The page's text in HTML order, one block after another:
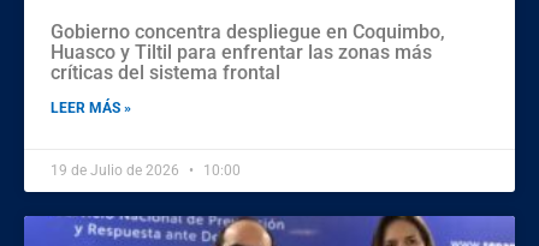
Gobierno concentra despliegue en Coquimbo,
Huasco y Tiltil para enfrentar las zonas más
críticas del sistema frontal
LEER MÁS »
19 de Julio de 2026 10:00